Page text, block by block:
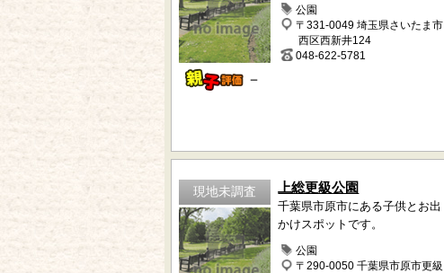
－
公園
〒331-0049 埼玉県さいたま市
西区西新井124
048-622-5781
現地未調査 上総更級公園
千葉県市原市にある子供とお出
かけスポットです。
公園
〒290-0050 千葉県市原市更級